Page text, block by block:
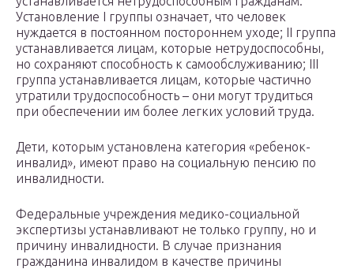
Установление I группы означает, что человек
нуждается в постоянном постороннем уходе; II группа
устанавливается лицам, которые нетрудоспособны,
но сохраняют способность к самообслуживанию; III
группа устанавливается лицам, которые частично
утратили трудоспособность – они могут трудиться
при обеспечении им более легких условий труда.
Дети, которым установлена категория «ребенок-
инвалид», имеют право на социальную пенсию по
инвалидности.
Федеральные учреждения медико-социальной
экспертизы устанавливают не только группу, но и
причину инвалидности. В случае признания
гражданина инвалидом в качестве причины